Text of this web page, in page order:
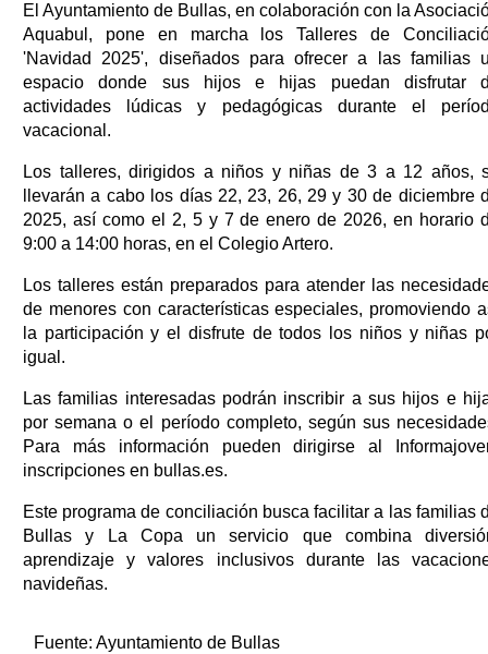
El Ayuntamiento de Bullas, en colaboración con la
Aquabul, pone en marcha los Talleres de
'Navidad 2025', diseñados para ofrecer a las familias
espacio donde sus hijos e hijas puedan disfrutar
actividades lúdicas y pedagógicas durante el
vacacional.
Los talleres, dirigidos a niños y niñas de 3 a 12 años,
llevarán a cabo los días 22, 23, 26, 29 y 30 de diciembre
2025, así como el 2, 5 y 7 de enero de 2026, en horario
9:00 a 14:00 horas, en el Colegio Artero.
Los talleres están preparados para atender las
de menores con características especiales, promoviendo
la participación y el disfrute de todos los niños y niñas
igual.
Las familias interesadas podrán inscribir a sus hijos e
por semana o el período completo, según sus
Para más información pueden dirigirse al
inscripciones en bullas.es.
Este programa de conciliación busca facilitar a las familias
Bullas y La Copa un servicio que combina
aprendizaje y valores inclusivos durante las
navideñas.
Fuente: Ayuntamiento de Bullas